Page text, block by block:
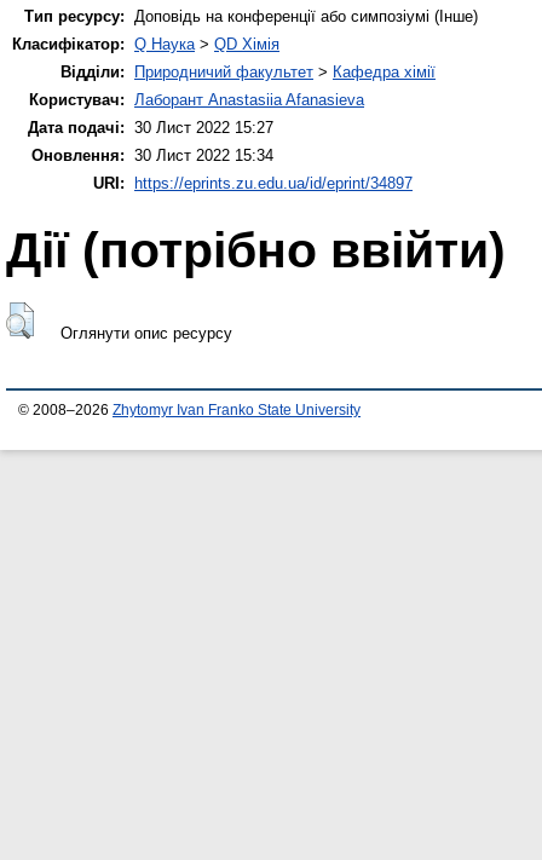
Тип ресурсу: Доповідь на конференції або симпозіумі (Інше)
Класифікатор: Q Наука> QD Хімія
Відділи:
Природничий факультет > Кафедра хімії
Користувач: Лаборант Anastasiia Afanasieva
Дата подачі: 30 Лист 2022 15:27
Оновлення: 30 Лист 2022 15:34
URI:
https://eprints.zu.edu.ua/id/eprint/34897
Дії ​​(потрібно ввійти)
Оглянути опис ресурсу
© 2008–2026 Zhytomyr Ivan Franko State University